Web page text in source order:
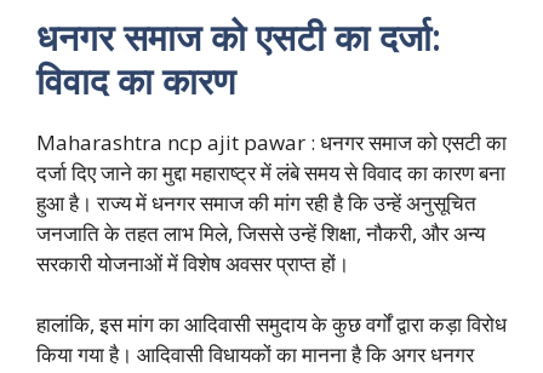
धनगर समाज को एसटी का दर्जा:
विवाद का कारण
Maharashtra ncp ajit pawar : धनगर समाज को एसटी का
दर्जा दिए जाने का मुद्दा महाराष्ट्र में लंबे समय से विवाद का कारण बना
हुआ है। राज्य में धनगर समाज की मांग रही है कि उन्हें अनुसूचित
जनजाति के तहत लाभ मिले, जिससे उन्हें शिक्षा, नौकरी, और अन्य
सरकारी योजनाओं में विशेष अवसर प्राप्त हों।
हालांकि, इस मांग का आदिवासी समुदाय के कुछ वर्गों द्वारा कड़ा विरोध
किया गया है। आदिवासी विधायकों का मानना है कि अगर धनगर